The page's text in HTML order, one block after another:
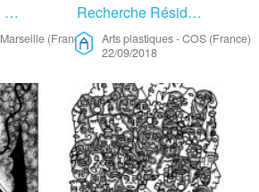
Artiste Plasticien – Arts Plastiques
Marseille (France)
Recherche Résidence, Collaboration, Arts Plastiques – Arts Plastiques
Arts plastiques-COS (France)
22/09/2018